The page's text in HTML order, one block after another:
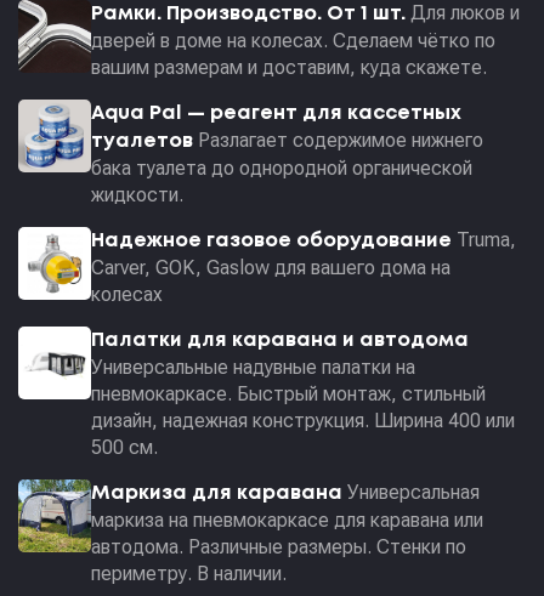
Рамки. Производство. От 1 шт. Для люков и
дверей в доме на колесах. Сделаем чётко по
вашим размерам и доставим, куда скажете.
Aqua Pal — pеагент для кассетных
туалетов Разлагает содержимое нижнего
бака туалета до однородной органической
жидкости.
Надежное газовое оборудование Truma,
Carver, GOK, Gaslow для вашего дома на
колесах
Палатки для каравана и автодома
Универсальные надувные палатки на
пневмокаркасе. Быстрый монтаж, стильный
дизайн, надежная конструкция. Ширина 400 или
500 см.
Маркиза для каравана Универсальная
маркиза на пневмокаркасе для каравана или
автодома. Различные размеры. Стенки по
периметру. В наличии.